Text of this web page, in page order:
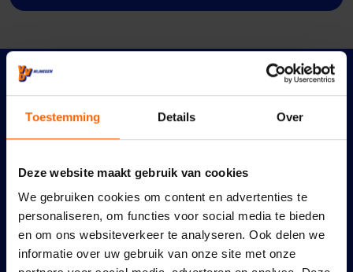
Toestemming Details Over
Deze website maakt gebruik van cookies
We gebruiken cookies om content en advertenties te
personaliseren, om functies voor social media te bieden
en om ons websiteverkeer te analyseren. Ook delen we
informatie over uw gebruik van onze site met onze
Meer nieuws